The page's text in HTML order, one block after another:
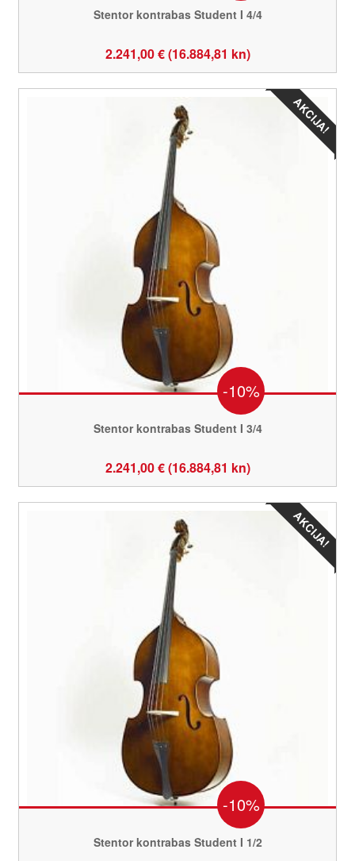
Stentor kontrabas Student I 4/4
2.241,00 € (16.884,81 kn)
-10%
Stentor kontrabas Student I 3/4
2.241,00 € (16.884,81 kn)
-10%
Stentor kontrabas Student I 1/2